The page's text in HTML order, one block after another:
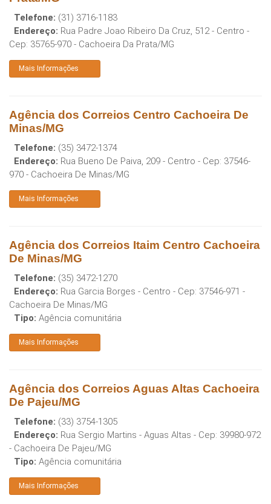
Telefone: (31) 3716-1183
Endereço: Rua Padre Joao Ribeiro Da Cruz, 512 - Centro -
Cep: 35765-970 - Cachoeira Da Prata/MG
Mais Informações
Agência dos Correios Centro Cachoeira De
Minas/MG
Telefone: (35) 3472-1374
Endereço: Rua Bueno De Paiva, 209 - Centro - Cep: 37546-
970 - Cachoeira De Minas/MG
Mais Informações
Agência dos Correios Itaim Centro Cachoeira
De Minas/MG
Telefone: (35) 3472-1270
Endereço: Rua Garcia Borges - Centro - Cep: 37546-971 -
Cachoeira De Minas/MG
Tipo: Agência comunitária
Mais Informações
Agência dos Correios Aguas Altas Cachoeira
De Pajeu/MG
Telefone: (33) 3754-1305
Endereço: Rua Sergio Martins - Aguas Altas - Cep: 39980-972
- Cachoeira De Pajeu/MG
Tipo: Agência comunitária
Mais Informações